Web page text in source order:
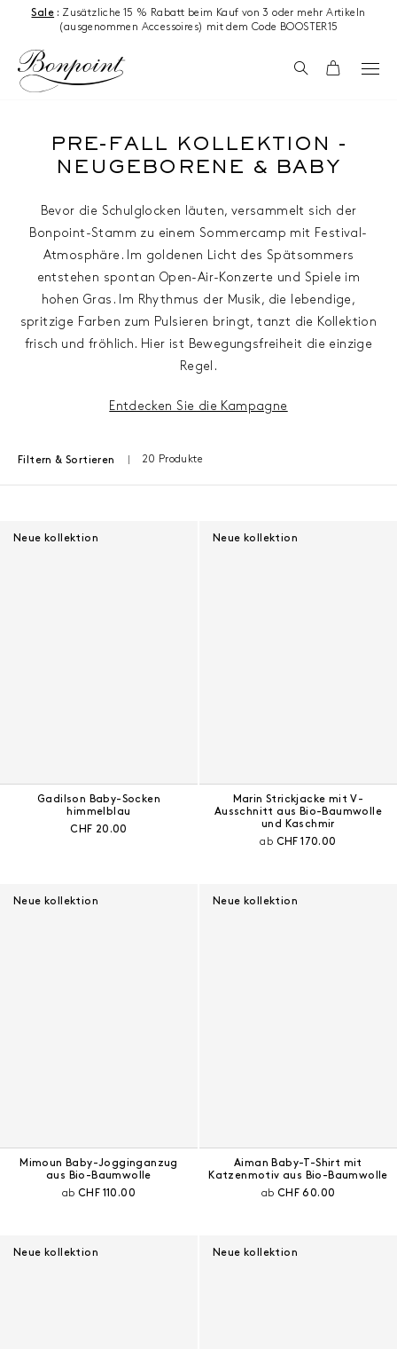
Zum Inhalt springen
Sale : Zusätzliche 15 % Rabatt beim Kauf von 3 oder mehr Artikeln
(ausgenommen Accessoires) mit dem Code BOOSTER15
SuchenWagen
PRE-FALL KOLLEKTION -
NEUGEBORENE & BABY
Bevor die Schulglocken läuten, versammelt sich der
Bonpoint-Stamm zu einem Sommercamp mit Festival-
Atmosphäre. Im goldenen Licht des Spätsommers
entstehen spontan Open-Air-Konzerte und Spiele im
hohen Gras. Im Rhythmus der Musik, die lebendige,
spritzige Farben zum Pulsieren bringt, tanzt die Kollektion
frisch und fröhlich. Hier ist Bewegungsfreiheit die einzige
Regel.
Entdecken Sie die Kampagne
Filtern & Sortieren 20 Produkte
Neue kollektion
Gadilson Baby-Socken
himmelblau
Aktueller Preis:
CHF 20.00
Neue kollektion
Marin Strickjacke mit V-
Ausschnitt aus Bio-Baumwolle
und Kaschmir
ab Aktueller Preis:
CHF 170.00
Neue kollektion
Mimoun Baby-Jogginganzug
aus Bio-Baumwolle
abAktueller Preis:
CHF 110.00
Neue kollektion
Aiman Baby-T-Shirt mit
Katzenmotiv aus Bio-Baumwolle
ab Aktueller Preis:
CHF 60.00
Neue kollektion Neue kollektion